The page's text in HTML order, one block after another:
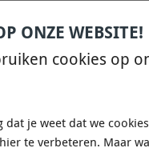
SNELLE VRAGEN EN
ONZE WEBSITE!
cookies op
dat je weet dat we
te verbeteren. Maar